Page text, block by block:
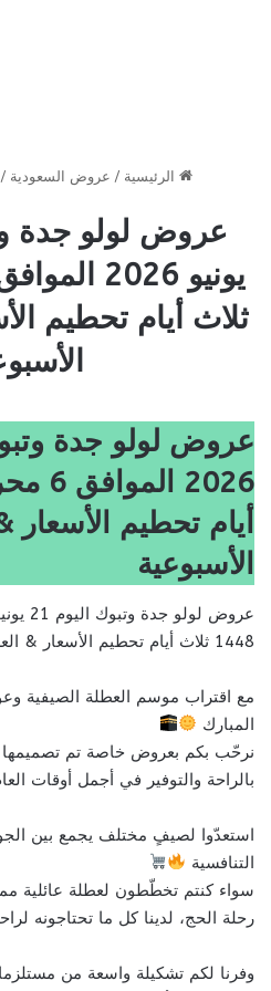
الرئيسية / عروض السعودية /
ثلاث أيام تحطيم
أيام تحطيم
الأسبوعية
1448 ثلاث أيام تحطيم الأسعار & العروض الأسبوعية
مع اقتراب موسم العطلة الصيفية
المبارك
نرحّب بكم بعروض خاصة تم تصميمها
بالراحة والتوفير في أجمل أوقات
استعدّوا لصيفٍ مختلف يجمع بين
التنافسية
سواء كنتم تخطّطون لعطلة عائلية
رحلة الحج، لدينا كل ما تحتاجونه
وفرنا لكم تشكيلة واسعة من